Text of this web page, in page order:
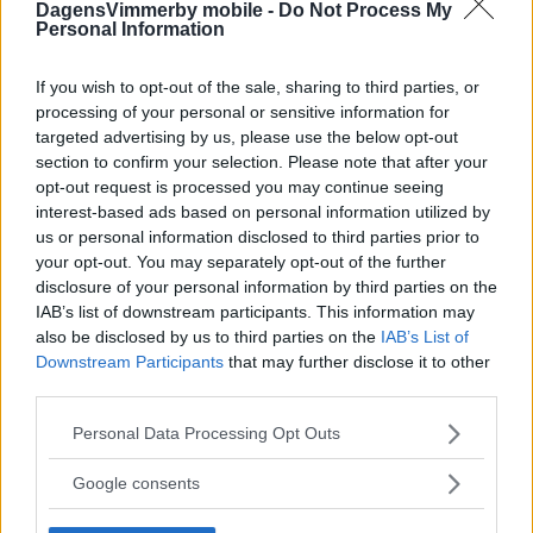
DagensVimmerby mobile - Do Not Process My
Personal Information
If you wish to opt-out of the sale, sharing to third parties, or
processing of your personal or sensitive information for
targeted advertising by us, please use the below opt-out
section to confirm your selection. Please note that after your
opt-out request is processed you may continue seeing
interest-based ads based on personal information utilized by
us or personal information disclosed to third parties prior to
your opt-out. You may separately opt-out of the further
disclosure of your personal information by third parties on the
IAB’s list of downstream participants. This information may
also be disclosed by us to third parties on the IAB’s List of
Downstream Participants that may further disclose it to other
Please note that this website/app uses one or more Google
not limited to your visit or usage behaviour. You may click to
use your data for below specified purposes in below Google
Personal Data Processing Opt Outs
Google consents
Nytt schema har fått en handfull att
säga upp sig: "Måste dra i
handbromsen"
NYHETER 23 september 2023 04.00
Så ser ambulanstätheten ut i norra
länet: "Kan inte säga om det är
tillräckligt"
NYHETER 22 maj 2019 17.30